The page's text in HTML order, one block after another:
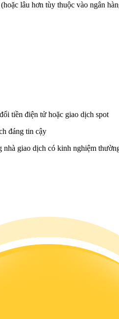
lâu hơn tùy thuộc vào ngân
tiền điện tử hoặc giao dịch spot
đáng tin cậy
nhà giao dịch có kinh nghiệm